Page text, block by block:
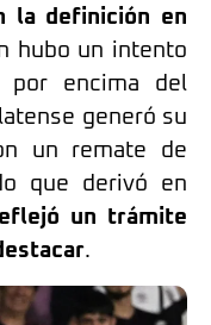
la definición en
hubo un intento
encima del
generó su
un remate de
que derivó en
un trámite
.